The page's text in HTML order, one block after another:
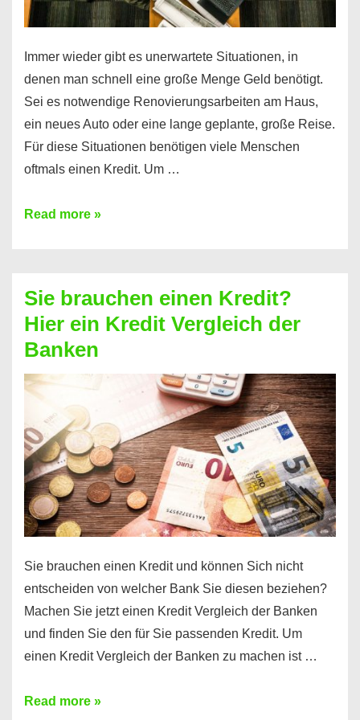
Immer wieder gibt es unerwartete Situationen, in
denen man schnell eine große Menge Geld benötigt.
Sei es notwendige Renovierungsarbeiten am Haus,
ein neues Auto oder eine lange geplante, große Reise.
Für diese Situationen benötigen viele Menschen
oftmals einen Kredit. Um …
Brauchen
Summe
Geld?
Hier
einen
10000
Euro
Kredit
finden
Read more »
Sie brauchen einen Kredit?
Hier ein Kredit Vergleich der
Banken
Sie brauchen einen Kredit und können Sich nicht
entscheiden von welcher Bank Sie diesen beziehen?
Machen Sie jetzt einen Kredit Vergleich der Banken
und finden Sie den für Sie passenden Kredit. Um
einen Kredit Vergleich der Banken zu machen ist …
Sie
Read more »